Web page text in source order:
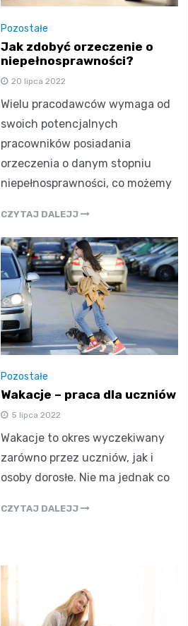
Pozostałe
Jak zdobyć orzeczenie o
niepełnosprawności?
20 lipca 2022
Wielu pracodawców wymaga od
swoich potencjalnych
pracowników posiadania
orzeczenia o danym stopniu
niepełnosprawności, co możemy
CZYTAJ DALEJJ
Pozostałe
Wakacje – praca dla uczniów
5 lipca 2022
Wakacje to okres wyczekiwany
zarówno przez uczniów, jak i
osoby dorosłe. Nie ma jednak co
CZYTAJ DALEJJ